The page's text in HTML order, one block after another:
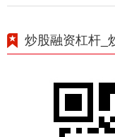
炒股融资杠杆_